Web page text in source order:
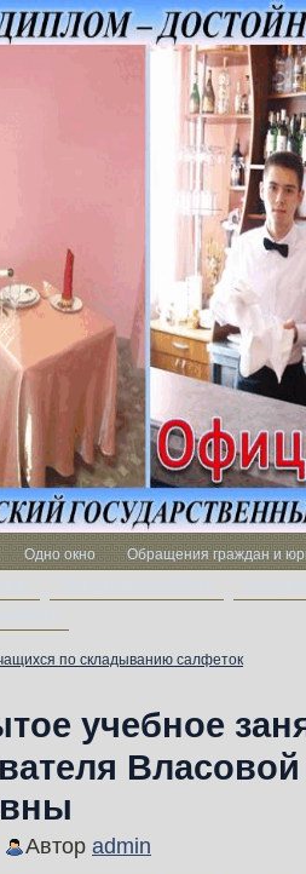
Одно окно
Обращения граждан и
по складыванию салфеток
учебное
Автор admin